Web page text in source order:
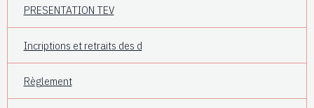
PRESENTATION TEV
Incriptions et retraits des d
Règlement